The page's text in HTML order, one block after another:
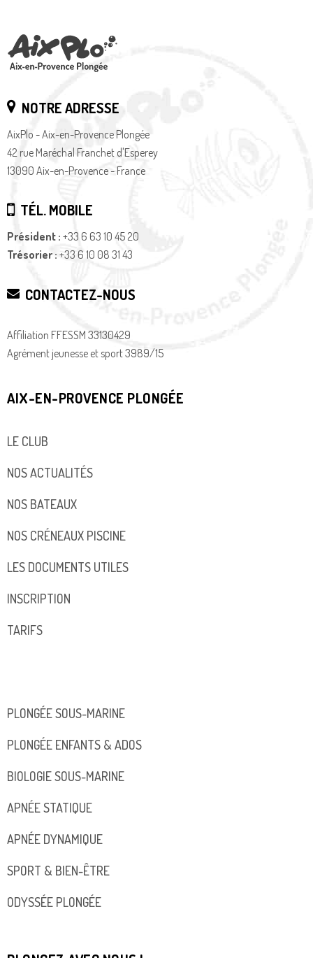
NOTRE ADRESSE
AixPlo - Aix-en-Provence Plongée
42 rue Maréchal Franchet d'Esperey
13090 Aix-en-Provence - France
TÉL. MOBILE
Président : +33 6 63 10 45 20
Trésorier : +33 6 10 08 31 43
CONTACTEZ-NOUS
Affiliation FFESSM 33130429
Agrément jeunesse et sport 3989/15
AIX-EN-PROVENCE PLONGÉE
LE CLUB
NOS ACTUALITÉS
NOS BATEAUX
NOS CRÉNEAUX PISCINE
LES DOCUMENTS UTILES
INSCRIPTION
TARIFS
PLONGÉE SOUS-MARINE
PLONGÉE ENFANTS & ADOS
BIOLOGIE SOUS-MARINE
APNÉE STATIQUE
APNÉE DYNAMIQUE
SPORT & BIEN-ÊTRE
ODYSSÉE PLONGÉE